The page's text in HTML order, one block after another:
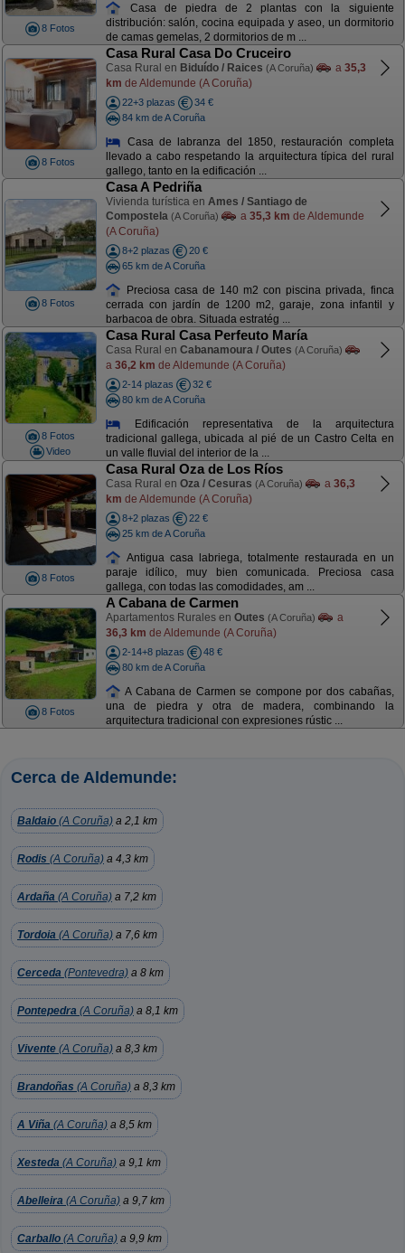
8 Fotos
Casa de piedra de 2 plantas con la siguiente
distribución: salón, cocina equipada y aseo, un dormitorio
de camas gemelas, 2 dormitorios de m ...
8 Fotos
Casa Rural Casa Do Cruceiro
Casa Rural en Biduído / Raices (A Coruña) a 35,3
km de Aldemunde (A Coruña)
22+3 plazas
34 €
84 km de A Coruña
Casa de labranza del 1850, restauración completa
llevado a cabo respetando la arquitectura típica del rural
gallego, tanto en la edificación ...
8 Fotos
Casa A Pedriña
Vivienda turística en Ames / Santiago de
Compostela (A Coruña) a 35,3 km de Aldemunde
(A Coruña)
8+2 plazas
20 €
65 km de A Coruña
Preciosa casa de 140 m2 con piscina privada, finca
cerrada con jardín de 1200 m2, garaje, zona infantil y
barbacoa de obra. Situada estratég ...
8 Fotos
Video
Casa Rural Casa Perfeuto María
Casa Rural en Cabanamoura / Outes (A Coruña)
a 36,2 km de Aldemunde (A Coruña)
2-14 plazas
32 €
80 km de A Coruña
Edificación representativa de la arquitectura
tradicional gallega, ubicada al pié de un Castro Celta en
un valle fluvial del interior de la ...
8 Fotos
Casa Rural Oza de Los Ríos
Casa Rural en Oza / Cesuras (A Coruña) a 36,3
km de Aldemunde (A Coruña)
8+2 plazas
22 €
25 km de A Coruña
Antigua casa labriega, totalmente restaurada en un
paraje idílico, muy bien comunicada. Preciosa casa
gallega, con todas las comodidades, am ...
8 Fotos
A Cabana de Carmen
Apartamentos Rurales en Outes (A Coruña)
a
36,3 km de Aldemunde (A Coruña)
2-14+8 plazas
48 €
80 km de A Coruña
A Cabana de Carmen se compone por dos cabañas,
una de piedra y otra de madera, combinando la
arquitectura tradicional con expresiones rústic ...
Cerca de Aldemunde:
Baldaio (A Coruña) a 2,1 km
Rodis (A Coruña) a 4,3 km
Ardaña (A Coruña) a 7,2 km
Tordoia (A Coruña) a 7,6 km
Cerceda (Pontevedra) a 8 km
Pontepedra (A Coruña) a 8,1 km
Vivente (A Coruña) a 8,3 km
Brandoñas (A Coruña) a 8,3 km
A Viña (A Coruña) a 8,5 km
Xesteda (A Coruña) a 9,1 km
Abelleira (A Coruña) a 9,7 km
Carballo (A Coruña) a 9,9 km